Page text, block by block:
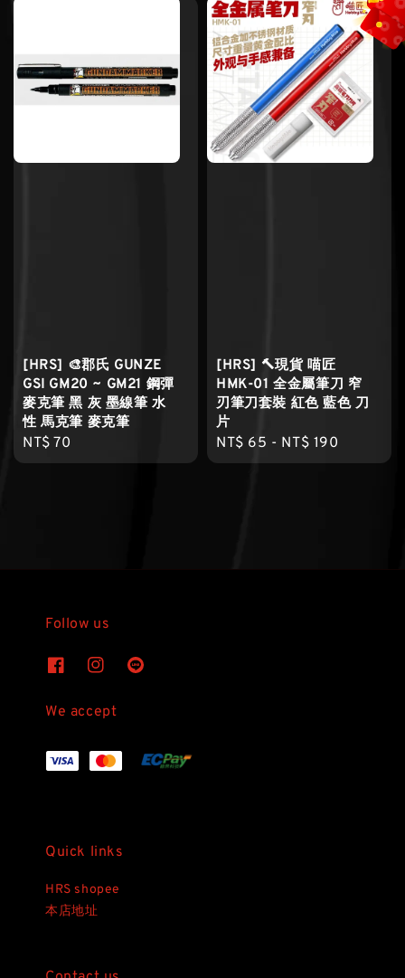
[HRS] 🎨郡氏 GUNZE
GSI GM20 ~ GM21 鋼彈
麥克筆 黑 灰 墨線筆 水
性 馬克筆 麥克筆
Regular
price
NT$ 70
[HRS] 🔨現貨 喵匠
HMK-01 全金屬筆刀 窄
刃筆刀套裝 紅色 藍色 刀
片
Regular
price
NT$ 65 - NT$ 190
Follow us
We accept
Quick links
HRS shopee
本店地址